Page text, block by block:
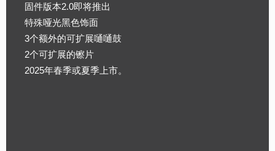
固件版本2.0即将推出
特殊哑光黑色饰面
3个额外的可扩展嗵嗵鼓
2个可扩展的镲片
2025年春季或夏季上市。